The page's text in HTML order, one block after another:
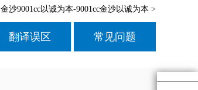
金沙9001cc以诚为本-9001cc金沙以诚为本 >
翻译误区 常见问题